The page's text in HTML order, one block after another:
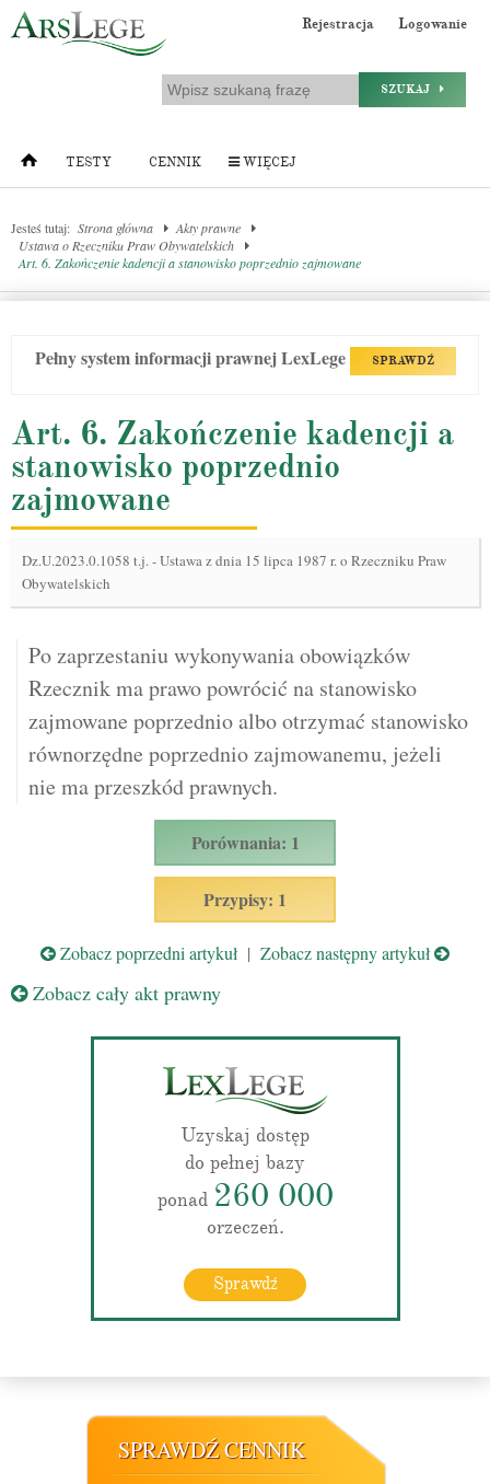
Rejestracja Logowanie
SZUKAJ
TESTY CENNIK WIĘCEJ
Jesteś tutaj: Strona główna
Akty prawne
Ustawa o Rzeczniku Praw Obywatelskich
Art. 6. Zakończenie kadencji a stanowisko poprzednio zajmowane
Pełny system informacji prawnej LexLege SPRAWDŹ
Art. 6. Zakończenie kadencji a
stanowisko poprzednio
zajmowane
Dz.U.2023.0.1058 t.j.-Ustawa z dnia 15 lipca 1987 r. o Rzeczniku Praw
Obywatelskich
Po zaprzestaniu wykonywania obowiązków
Rzecznik ma prawo powrócić na stanowisko
zajmowane poprzednio albo otrzymać stanowisko
równorzędne poprzednio zajmowanemu, jeżeli
nie ma przeszkód prawnych.
Porównania: 1
Przypisy: 1
Zobacz poprzedni artykuł | Zobacz następny artykuł
Zobacz cały akt prawny
Uzyskaj dostęp
do pełnej bazy
ponad 260 000
orzeczeń.
Sprawdź
SPRAWDŹ CENNIK